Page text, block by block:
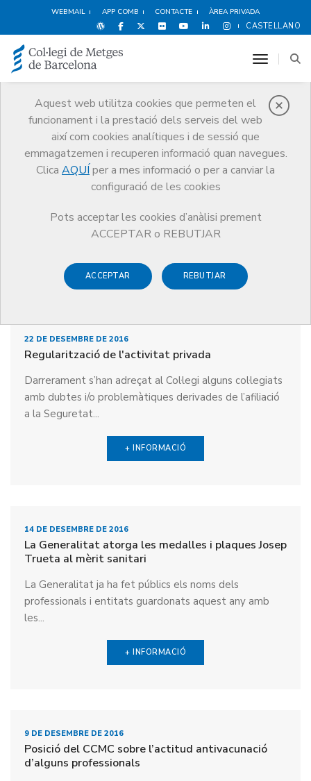
WEBMAIL APP COMB CONTACTE ÀREA PRIVADA
CASTELLANO
Aquest web utilitza cookies que permeten el
funcionament i la prestació dels serveis del web
així com cookies analítiques i de sessió que
emmagatzemen i recuperen informació quan navegues.
Clica AQUÍ per a mes informació o per a canviar la
configuració de les cookies
Pots acceptar les cookies d’anàlisi prement
ACCEPTAR o REBUTJAR
ACCEPTAR REBUTJAR
toggle
Notícies
Notícies any
22 DE DESEMBRE DE 2016
Regularització de l'activitat privada
Darrerament s’han adreçat al Col·legi alguns col·legiats
amb dubtes i/o problemàtiques derivades de l’afiliació
a la Seguretat...
+ INFORMACIÓ
14 DE DESEMBRE DE 2016
La Generalitat atorga les medalles i plaques Josep
Trueta al mèrit sanitari
La Generalitat ja ha fet públics els noms dels
professionals i entitats guardonats aquest any amb
les...
+ INFORMACIÓ
9 DE DESEMBRE DE 2016
Posició del CCMC sobre l’actitud antivacunació
d’alguns professionals